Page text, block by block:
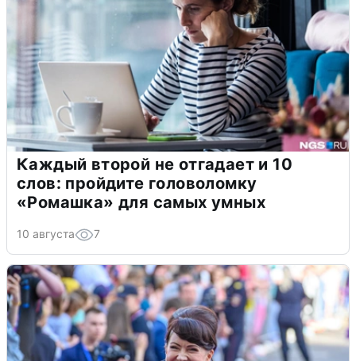
Каждый второй не отгадает и 10
слов: пройдите головоломку
«Ромашка» для самых умных
10 августа 7